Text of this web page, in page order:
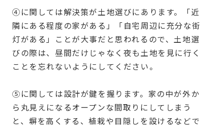
④に関しては解決策が土地選びにあります。「近
隣にある程度の家がある」「自宅周辺に充分な街
灯がある」ことが大事だと思われるので、土地選
びの際は、昼間だけじゃなく夜も土地を見に行く
ことを忘れないようにしてください。
⑤に関しては設計が鍵を握ります。家の中が外か
ら丸見えになるオープンな間取りにしてしまう
と、塀を高くする、植栽や目隠しを設けるなどで